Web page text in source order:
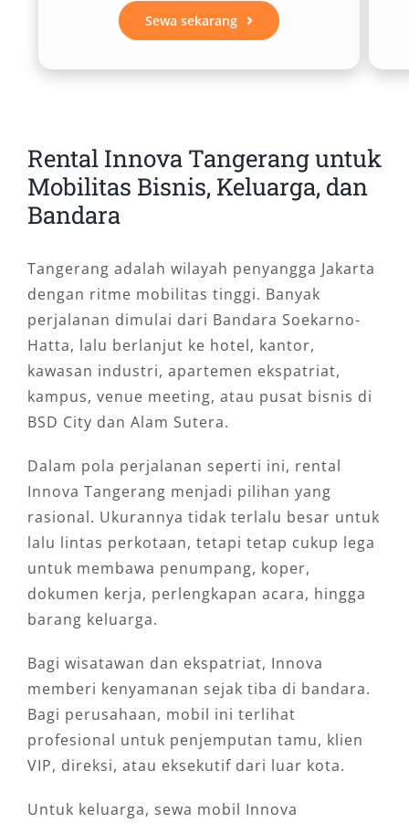
Sewa sekarang
Rental Innova Tangerang untuk
Mobilitas Bisnis, Keluarga, dan
Bandara
Tangerang adalah wilayah penyangga Jakarta
dengan ritme mobilitas tinggi. Banyak
perjalanan dimulai dari Bandara Soekarno-
Hatta, lalu berlanjut ke hotel, kantor,
kawasan industri, apartemen ekspatriat,
kampus, venue meeting, atau pusat bisnis di
BSD City dan Alam Sutera.
Dalam pola perjalanan seperti ini, rental
Innova Tangerang menjadi pilihan yang
rasional. Ukurannya tidak terlalu besar untuk
lalu lintas perkotaan, tetapi tetap cukup lega
untuk membawa penumpang, koper,
dokumen kerja, perlengkapan acara, hingga
barang keluarga.
Bagi wisatawan dan ekspatriat, Innova
memberi kenyamanan sejak tiba di bandara.
Bagi perusahaan, mobil ini terlihat
profesional untuk penjemputan tamu, klien
VIP, direksi, atau eksekutif dari luar kota.
Untuk keluarga, sewa mobil Innova